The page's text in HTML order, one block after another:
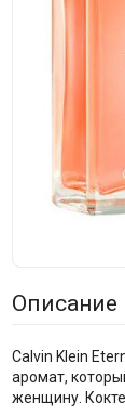
Описание
Calvin Klein
аромат,
женщину.